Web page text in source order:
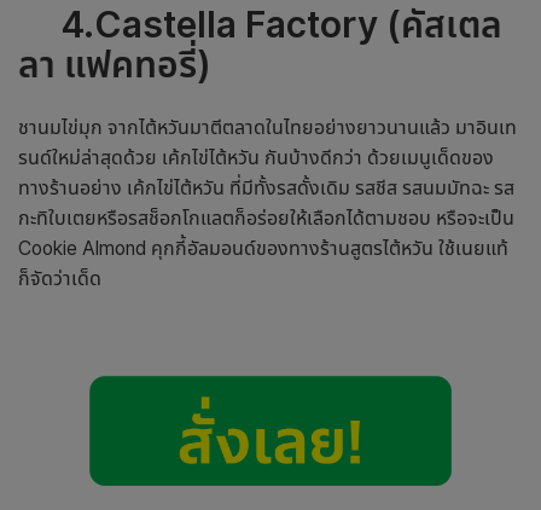
4.Castella Factory (คัสเตล
ลา แฟคทอรี่)
ชานมไข่มุก จากไต้หวันมาตีตลาดในไทยอย่างยาวนานแล้ว มาอินเท
รนด์ใหม่ล่าสุดด้วย เค้กไข่ไต้หวัน กันบ้างดีกว่า ด้วยเมนูเด็ดของ
ทางร้านอย่าง เค้กไข่ไต้หวัน ที่มีทั้งรสดั้งเดิม รสชีส รสนมมัทฉะ รส
กะทิใบเตยหรือรสช็อกโกแลตก็อร่อยให้เลือกได้ตามชอบ หรือจะเป็น
Cookie Almond คุกกี้อัลมอนด์ของทางร้านสูตรไต้หวัน ใช้เนยแท้
ก็จัดว่าเด็ด